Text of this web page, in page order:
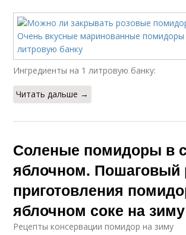
Ингредиенты на 1 литровую банку:
Читать дальше →
Соленые помидоры в
яблочном. Пошаговый
приготовления
яблочном соке на зиму
Pецепты консервации помидор на зиму